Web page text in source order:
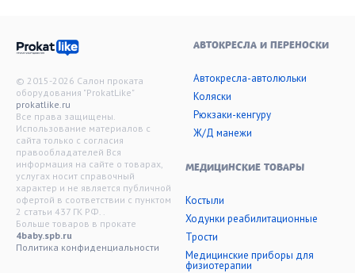
© 2015-2026 Салон проката
оборудования "ProkatLike"
prokatlike.ru
Все права защищены.
Использование материалов с
сайта только с согласия
правообладателей Вся
информация на сайте о товарах,
услугах носит справочный
характер и не является публичной
офертой в соответствии с пунктом
2 статьи 437 ГК РФ. .
Больше товаров в прокате
4baby.spb.ru
Политика конфиденциальности
АВТОКРЕСЛА И ПЕРЕНОСКИ
Автокресла-автолюльки
Коляски
Рюкзаки-кенгуру
Ж/Д манежи
МЕДИЦИНСКИЕ ТОВАРЫ
Костыли
Ходунки реабилитационные
Трости
Медицинские приборы для
физиотерапии